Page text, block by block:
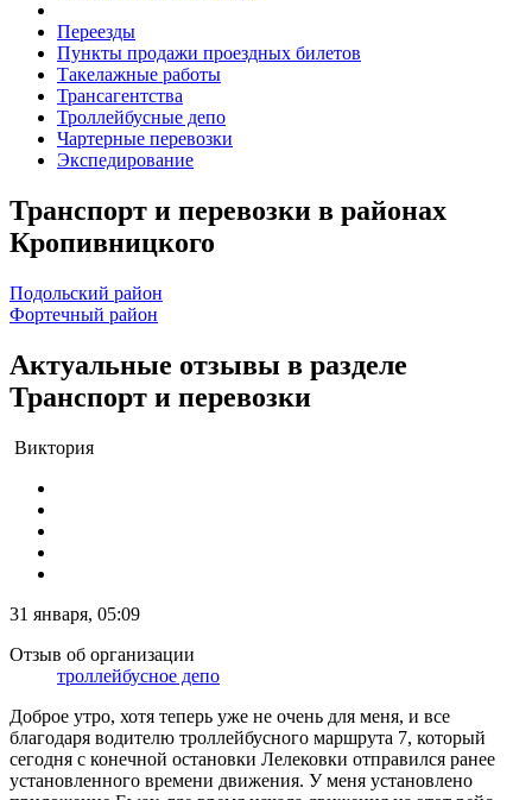
Переезды
Пункты продажи проездных билетов
Такелажные работы
Трансагентства
Троллейбусные депо
Чартерные перевозки
Экспедирование
Транспорт и перевозки в районах
Кропивницкого
Подольский район
Фортечный район
Актуальные отзывы в разделе
Транспорт и перевозки
Виктория
31 января, 05:09
Отзыв об организации
троллейбусное депо
Доброе утро, хотя теперь уже не очень для меня, и все
благодаря водителю троллейбусного маршрута 7, который
сегодня с конечной остановки Лелековки отправился ранее
установленного времени движения. У меня установлено